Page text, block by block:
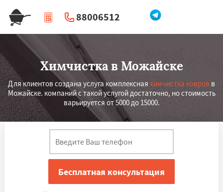
88006512
| Перезвоните мне
Химчистка в Можайске
Для клиентов создана услуга комплексная химчистка ковров в
Можайске. компаний с такой услугой достаточно, но стоимость
варьируется от 5000 до 15000.